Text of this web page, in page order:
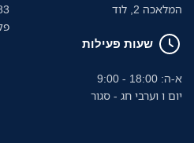
המלאכה 2, לוד
שעות פעילות
א-ה: 18:00 - 9:00
יום ו וערבי חג - סגור
פקס: